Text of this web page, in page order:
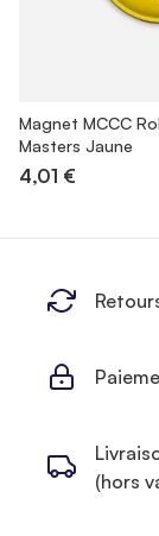
Magnet MCCC
Masters Jaune
4,01 €
(hors